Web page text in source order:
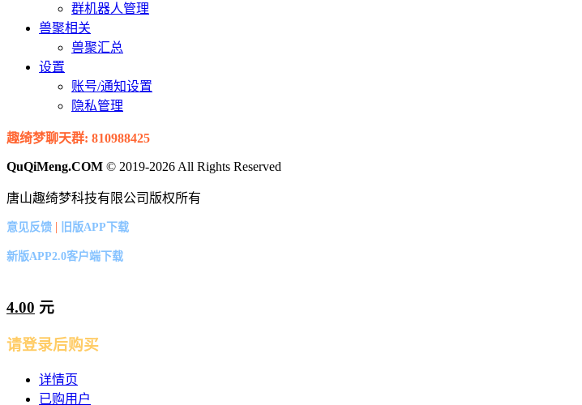
群机器人管理
兽聚相关
兽聚汇总
设置
账号/通知设置
隐私管理
趣绮梦聊天群: 810988425
QuQiMeng.COM © 2019-2026 All Rights Reserved
唐山趣绮梦科技有限公司版权所有
意见反馈 | 旧版APP下载
新版APP2.0客户端下载
4.00 元
请登录后购买
详情页
已购用户